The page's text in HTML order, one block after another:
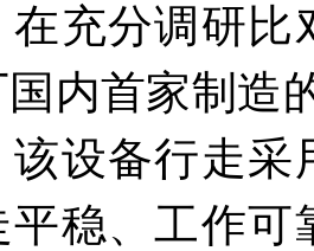
在充分调研
国内首家制造
该设备行走
平稳、工作